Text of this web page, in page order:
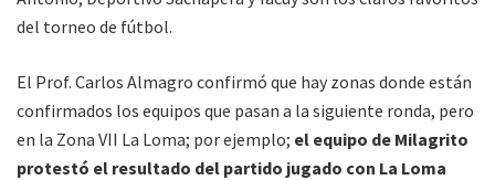
del torneo de fútbol.
El Prof. Carlos Almagro confirmó que hay zonas donde están
confirmados los equipos que pasan a la siguiente ronda, pero
en la Zona VII La Loma; por ejemplo; el equipo de Milagrito
protestó el resultado del partido jugado con La Loma